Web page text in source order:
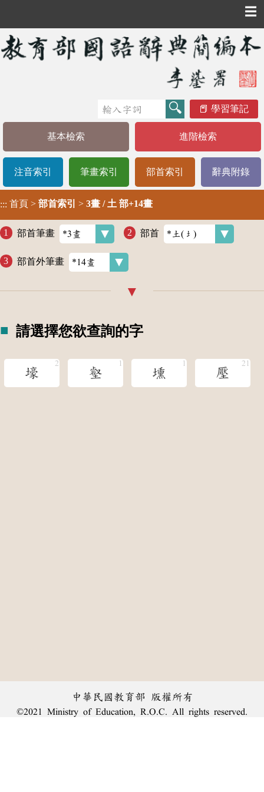
☰
學習筆記
基本檢索 進階檢索
注音索引 筆畫索引 部首索引 辭典附錄
::: 首頁 > 部首索引 > 3畫 / 土 部+14畫
部首筆畫 部首
部首外筆畫
請選擇您欲查詢的字
壕 壑 壎 壓
中華民國教育部 版權所有
©2021 Ministry of Education, R.O.C. All rights reserved.